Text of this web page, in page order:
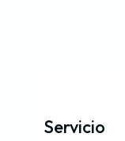
Servicio